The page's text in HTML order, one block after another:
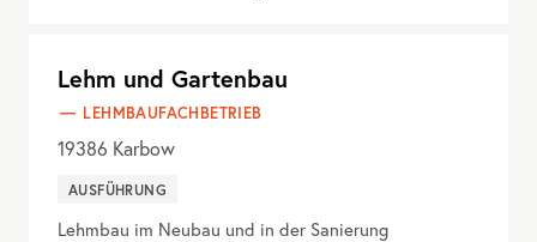
Lehm und Gartenbau
LEHMBAUFACHBETRIEB
19386 Karbow
AUSFÜHRUNG
Lehmbau im Neubau und in der Sanierung